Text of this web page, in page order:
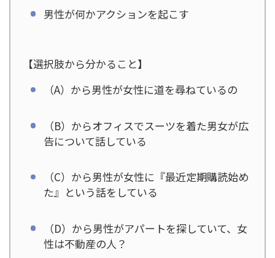
男性が何かアクションを起こす
【選択肢から分かること】
（A）から男性が女性に道を尋ねているの
（B）からオフィスでスーツを着た男女が広
告について話している
（C）から男性が女性に『最近定期購読始め
た』という話をしている
（D）から男性がアパートを探していて、女
性は不動産の人？